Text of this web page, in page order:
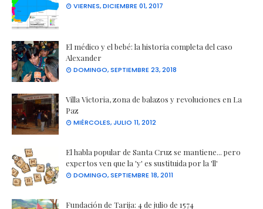
VIERNES, DICIEMBRE 01, 2017
El médico y el bebé: la historia completa del caso
Alexander
DOMINGO, SEPTIEMBRE 23, 2018
Villa Victoria, zona de balazos y revoluciones en La
Paz
MIÉRCOLES, JULIO 11, 2012
El habla popular de Santa Cruz se mantiene... pero
expertos ven que la 'y' es sustituida por la 'll'
DOMINGO, SEPTIEMBRE 18, 2011
Fundación de Tarija: 4 de julio de 1574